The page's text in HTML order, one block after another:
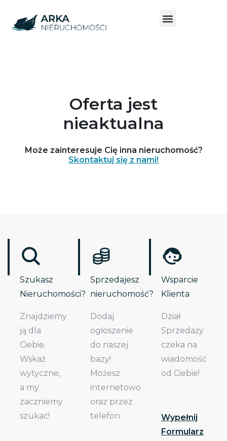
Oferta jest
nieaktualna
Może zainteresuje Cię inna nieruchomość?
Skontaktuj się z nami!
Szukasz
Nieruchomości?
Znajdziemy
ją dla
Ciebie.
Wskaż
wytyczne,
a my
zaczniemy
szukać!
Sprzedajesz
nieruchomość?
Dodaj
ogłoszenie
do naszej
bazy!
Możesz
internetowo
oraz przez
telefon.
Wsparcie
Klienta
Dział
Sprzedaży
czeka na
wiadomość
od Ciebie!
Wypełnij
Formularz